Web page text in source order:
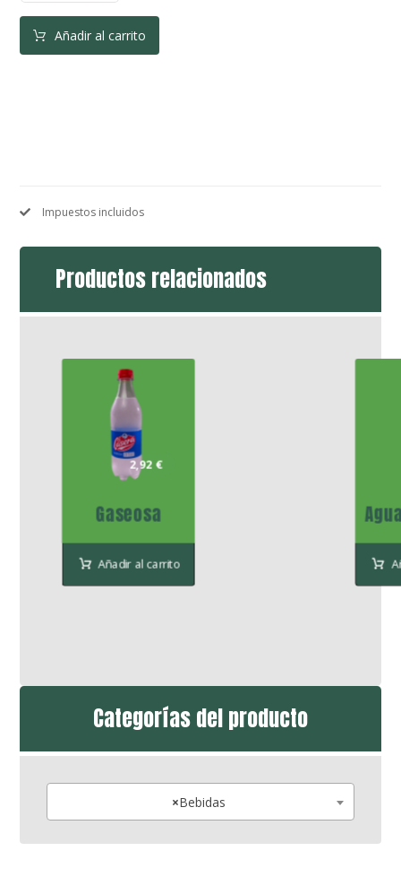
Añadir al carrito
Impuestos incluidos
Productos relacionados
Gaseosa
2,92€
Añadir al carrito
Categorías del producto
×Bebidas